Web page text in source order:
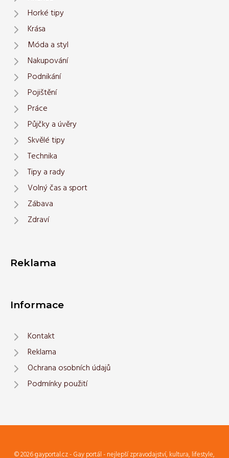
Horké tipy
Krása
Móda a styl
Nakupování
Podnikání
Pojištění
Práce
Půjčky a úvěry
Skvělé tipy
Technika
Tipy a rady
Volný čas a sport
Zábava
Zdraví
Reklama
Informace
Kontakt
Reklama
Ochrana osobních údajů
Podmínky použití
© 2026 gayportal.cz - Gay portál - nejlepší zpravodajství, kultura, lifestyle,